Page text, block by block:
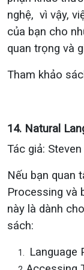
nghệ, vì vậy,
của bạn cho
quan trọng và
Tham khảo
14. Natural
Tác giả:
Nếu bạn quan
Processing và
này là dành
sách:
Language